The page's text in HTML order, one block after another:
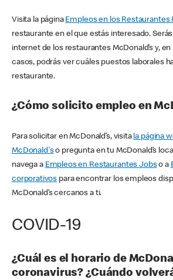
Visita la página Empleos en los Restaurantes
restaurante en el que estás interesado.
internet de los restaurantes McDonald’s y,
casos, podrás ver cuáles puestos laborales
restaurante.
¿Cómo solicito empleo en
Para solicitar en McDonald’s, visita la página
McDonald'so pregunta en tu McDonald’s
navega a Empleos en Restaurantes Jobso a
corporativos para encontrar los empleos
McDonald’s cercanos a ti.
COVID-19
¿Cuál es el horario de
coronavirus? ¿Cuándo